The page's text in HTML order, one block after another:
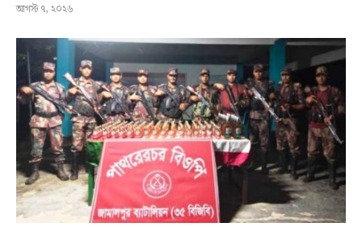
আগস্ট ৭, ২০২৬